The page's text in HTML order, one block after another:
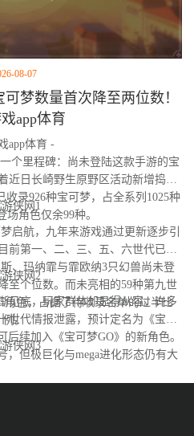
08-07
可梦数量首次降至两位数！
app体育
app体育 -
里程碑：尚未登陆这款手游的宝
近日长崎野生原野区活动新增捣蛋
录926种宝可梦，占全系列1025种
场角色仅余99种。
航，九年来游戏通过更新逐步引
前第一、二、三、五、六世代已完
、玛纳霏与霏欧纳3只幻兽尚未登
至个位数。而未亮相的59种第九世
色，占据了待收录名单的过半比
例。
底，玩家群体却显得从容。许多
世代情报泄露，预计定名为《宝可
续加入《宝可梦GO》的新角色。
，但极巨化与mega进化形态仍有大